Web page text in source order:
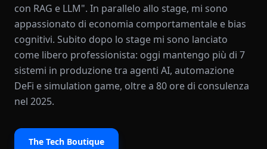
con RAG e LLM". In parallelo allo stage, mi sono
appassionato di economia comportamentale e bias
cognitivi. Subito dopo lo stage mi sono lanciato
come libero professionista: oggi mantengo più di 7
sistemi in produzione tra agenti AI, automazione
DeFi e simulation game, oltre a 80 ore di consulenza
nel 2025.
The Tech Boutique